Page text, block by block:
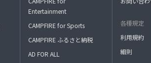
Entertainment
CAMPFIRE for Sports
CAMPFIRE ふるさと納税
AD FOR ALL
各種規定
利用規約
細則